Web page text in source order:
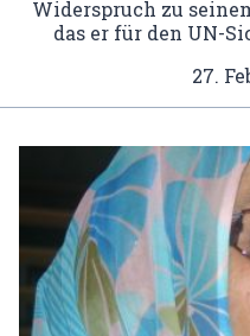
Widerspruch zu
das er für den UN-
27.